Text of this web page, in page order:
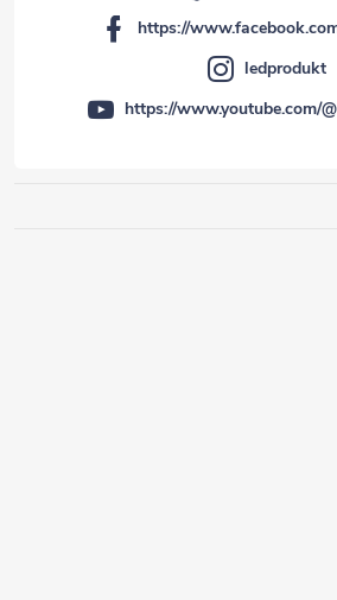
https://
ledprodukt
https://www.youtube.com/